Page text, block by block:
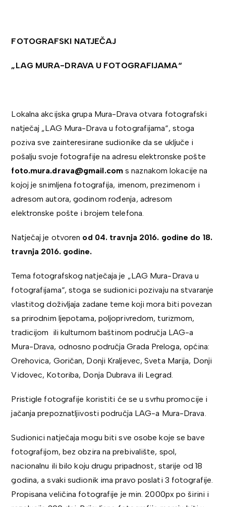
FOTOGRAFSKI NATJEČAJ
„LAG MURA-DRAVA U FOTOGRAFIJAMA“
Lokalna akcijska grupa Mura-Drava otvara fotografski
natječaj „LAG Mura-Drava u fotografijama“, stoga
poziva sve zainteresirane sudionike da se uključe i
pošalju svoje fotografije na adresu elektronske pošte
foto.mura.drava@gmail.coms naznakom lokacije na
kojoj je snimljena fotografija, imenom, prezimenom i
adresom autora, godinom rođenja, adresom
elektronske pošte i brojem telefona.
Natječaj je otvoren od 04. travnja 2016. godine do 18.
travnja 2016. godine.
Tema fotografskog natječaja je „LAG Mura-Drava u
fotografijama“, stoga se sudionici pozivaju na stvaranje
vlastitog doživljaja zadane teme koji mora biti povezan
sa prirodnim ljepotama, poljoprivredom, turizmom,
tradicijom ili kulturnom baštinom područja LAG-a
Mura-Drava, odnosno područja Grada Preloga, općina:
Orehovica, Goričan, Donji Kraljevec, Sveta Marija, Donji
Vidovec, Kotoriba, Donja Dubrava ili Legrad.
Pristigle fotografije koristiti će se u svrhu promocije i
jačanja prepoznatljivosti područja LAG-a Mura-Drava.
Sudionici natječaja mogu biti sve osobe koje se bave
fotografijom, bez obzira na prebivalište, spol,
nacionalnu ili bilo koju drugu pripadnost, starije od 18
godina, a svaki sudionik ima pravo poslati 3 fotografije.
Propisana veličina fotografije je min. 2000px po širini i